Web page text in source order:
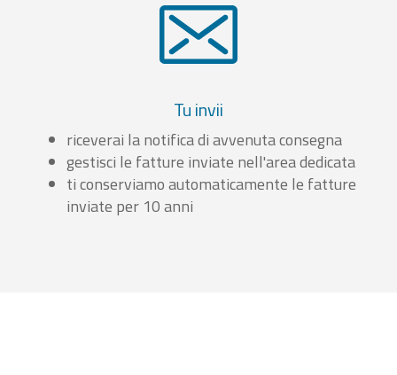
Tu invii
riceverai la notifica di avvenuta consegna
gestisci le fatture inviate nell'area dedicata
ti conserviamo automaticamente le fatture
inviate per 10 anni